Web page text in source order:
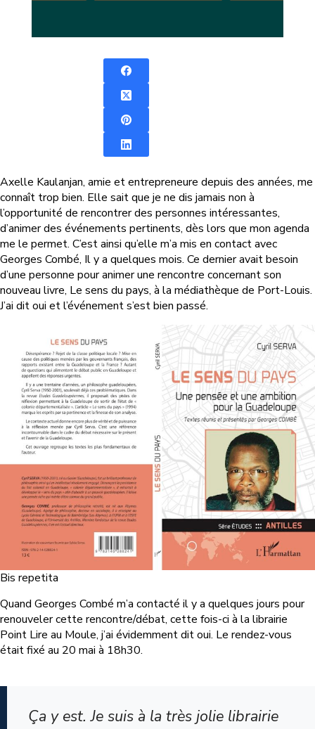
Axelle Kaulanjan, amie et entrepreneure depuis des années, me
connaît trop bien. Elle sait que je ne dis jamais non à
l’opportunité de rencontrer des personnes intéressantes,
d’animer des événements pertinents, dès lors que mon agenda
me le permet. C’est ainsi qu’elle m’a mis en contact avec
Georges Combé, Il y a quelques mois. Ce dernier avait besoin
d’une personne pour animer une rencontre concernant son
nouveau livre, Le sens du pays, à la médiathèque de Port-Louis.
J’ai dit oui et l’événement s’est bien passé.
Bis repetita
Quand Georges Combé m’a contacté il y a quelques jours pour
renouveler cette rencontre/débat, cette fois-ci à la librairie
Point Lire au Moule, j’ai évidemment dit oui. Le rendez-vous
était fixé au 20 mai à 18h30.
Ça y est. Je suis à la très jolie librairie